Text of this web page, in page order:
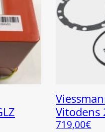
Vitodens
719,00€